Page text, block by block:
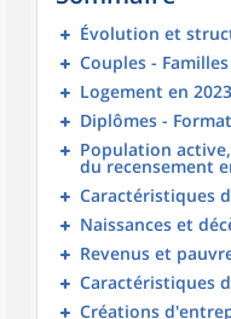
Évolution et
Couples -
Logement en 2023
Diplômes -
Population
du recensement
Caractéristiques
Naissances et
Revenus et
Caractéristiques
Créations